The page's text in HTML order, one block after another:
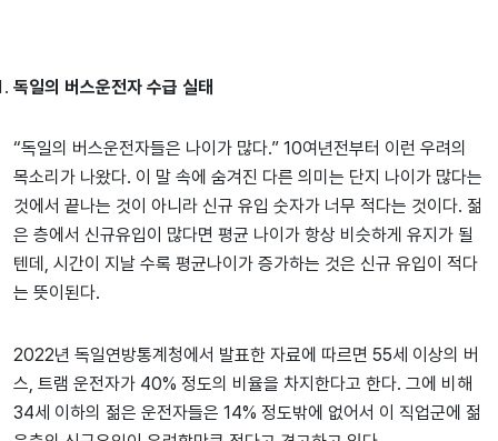
독일의 버스운전자 수급 실태
“독일의 버스운전자들은 나이가 많다.” 10여년전부터 이런 우려의
목소리가 나왔다. 이 말 속에 숨겨진 다른 의미는 단지 나이가 많다는
것에서 끝나는 것이 아니라 신규 유입 숫자가 너무 적다는 것이다. 젊
은 층에서 신규유입이 많다면 평균 나이가 항상 비슷하게 유지가 될
텐데, 시간이 지날 수록 평균나이가 증가하는 것은 신규 유입이 적다
는 뜻이된다.
2022년 독일연방통계청에서 발표한 자료에 따르면 55세 이상의 버
스, 트램 운전자가 40% 정도의 비율을 차지한다고 한다. 그에 비해
34세 이하의 젊은 운전자들은 14% 정도밖에 없어서 이 직업군에 젊